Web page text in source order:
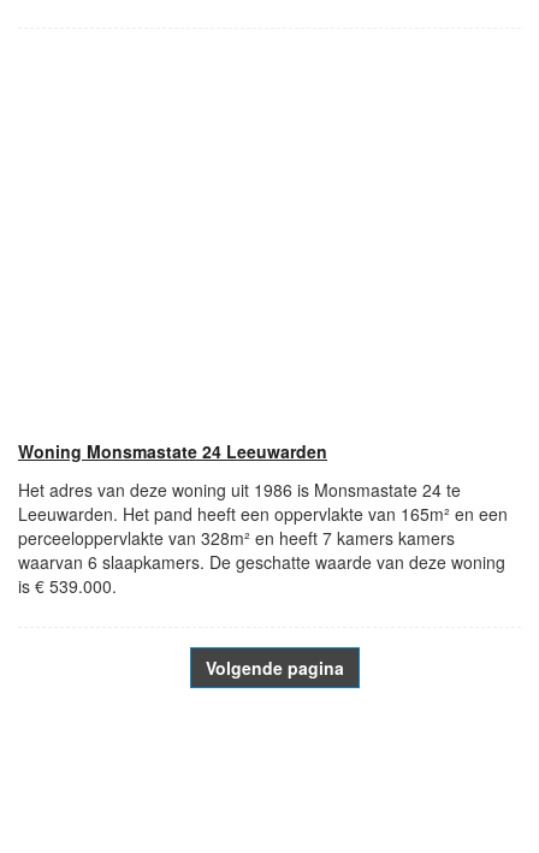
Woning Monsmastate 24 Leeuwarden
Het adres van deze woning uit 1986 is Monsmastate 24 te
Leeuwarden. Het pand heeft een oppervlakte van 165m² en een
perceeloppervlakte van 328m² en heeft 7 kamers kamers
waarvan 6 slaapkamers. De geschatte waarde van deze woning
is € 539.000.
Volgende pagina